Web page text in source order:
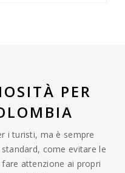
PER
i turisti, ma è sempre
come evitare le
attenzione ai propri